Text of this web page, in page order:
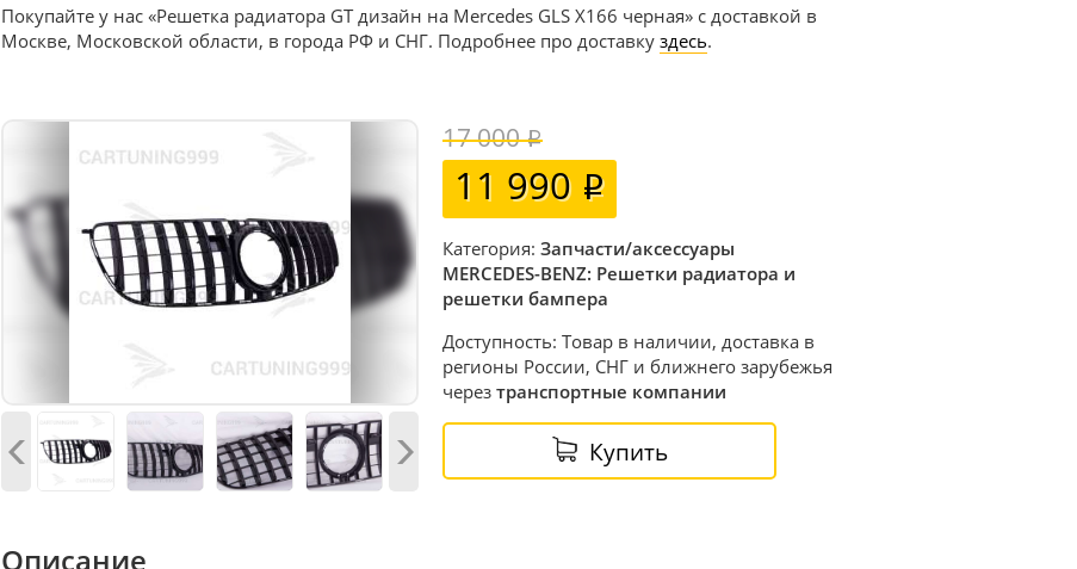
Покупайте у нас «Решетка радиатора GT дизайн на Mercedes GLS X166 черная» с доставкой в
Москве, Московской области, в города РФ и СНГ. Подробнее про доставку здесь.
17 000
11 990
Категория: Запчасти/аксессуары
MERCEDES-BENZ: Решетки радиатора и
решетки бампера
Доступность: Товар в наличии, доставка в
регионы России, СНГ и ближнего зарубежья
через транспортные компании
Купить
Описание